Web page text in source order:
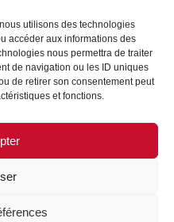
utilisons des technologies
accéder aux informations des
nous permettra de traiter
de navigation ou les ID uniques
de retirer son consentement peut
et fonctions.
Produit
Lire la suite